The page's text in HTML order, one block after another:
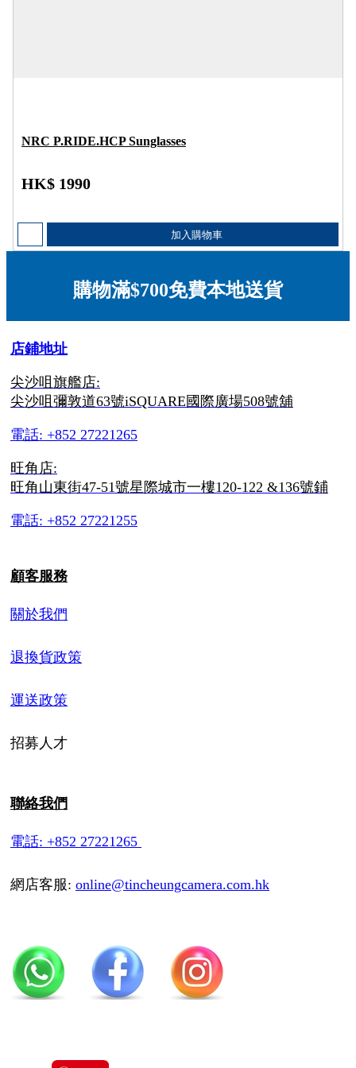
NRC P.RIDE.HCP Sunglasses
HK$ 1990
加入購物車
購物滿$700免費本地送貨
店鋪地址
尖沙咀旗艦店:
尖沙咀彌敦道63號iSQUARE國際廣場508號舖
電話: +852 27221265
旺角店:
旺角山東街47-51號星際城市一樓120-122 &136號鋪
電話: +852 27221255
顧客服務
關於我們
退換貨政策
運送政策
招募人才
聯絡我們
電話: +852 27221265
網店客服: online@tincheungcamera.com.hk